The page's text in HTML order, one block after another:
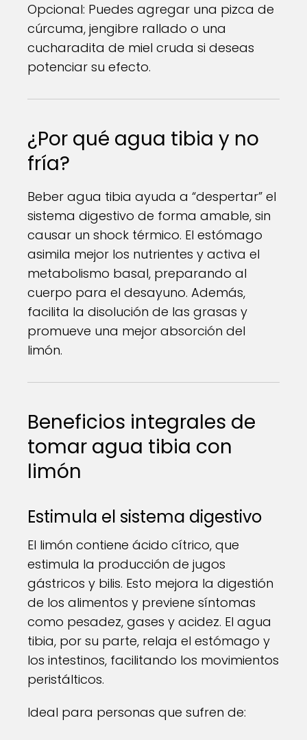
Opcional: Puedes agregar una pizca de
cúrcuma, jengibre rallado o una
cucharadita de miel cruda si deseas
potenciar su efecto.
¿Por qué agua tibia y no
fría?
Beber agua tibia ayuda a “despertar” el
sistema digestivo de forma amable, sin
causar un shock térmico. El estómago
asimila mejor los nutrientes y activa el
metabolismo basal, preparando al
cuerpo para el desayuno. Además,
facilita la disolución de las grasas y
promueve una mejor absorción del
limón.
Beneficios integrales de
tomar agua tibia con
limón
Estimula el sistema digestivo
El limón contiene ácido cítrico, que
estimula la producción de jugos
gástricos y bilis. Esto mejora la digestión
de los alimentos y previene síntomas
como pesadez, gases y acidez. El agua
tibia, por su parte, relaja el estómago y
los intestinos, facilitando los movimientos
peristálticos.
Ideal para personas que sufren de: